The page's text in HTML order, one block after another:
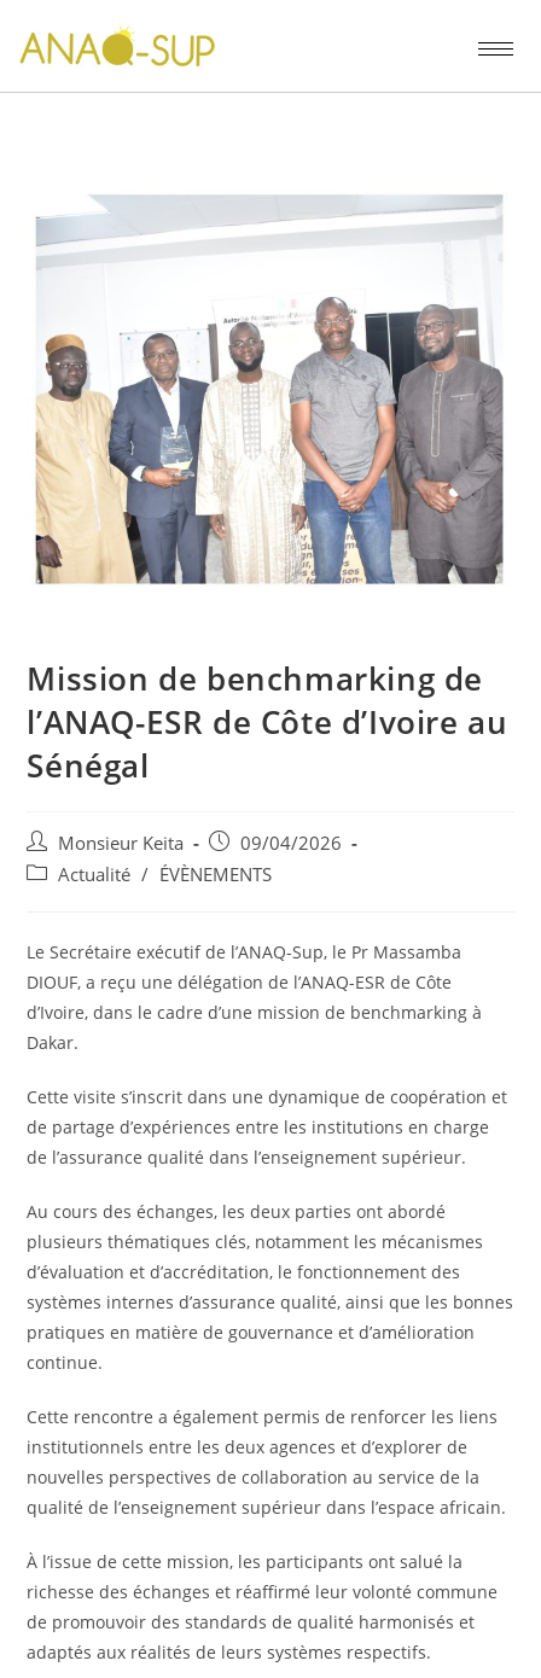
Mission de benchmarking de
l’ANAQ-ESR de Côte d’Ivoire au
Sénégal
Monsieur Keita
09/04/2026
Actualité / ÉVÈNEMENTS
Le Secrétaire exécutif de l’ANAQ-Sup, le Pr Massamba
DIOUF, a reçu une délégation de l’ANAQ-ESR de Côte
d’Ivoire, dans le cadre d’une mission de benchmarking à
Dakar.
Cette visite s’inscrit dans une dynamique de coopération et
de partage d’expériences entre les institutions en charge
de l’assurance qualité dans l’enseignement supérieur.
Au cours des échanges, les deux parties ont abordé
plusieurs thématiques clés, notamment les mécanismes
d’évaluation et d’accréditation, le fonctionnement des
systèmes internes d’assurance qualité, ainsi que les bonnes
pratiques en matière de gouvernance et d’amélioration
continue.
Cette rencontre a également permis de renforcer les liens
institutionnels entre les deux agences et d’explorer de
nouvelles perspectives de collaboration au service de la
qualité de l’enseignement supérieur dans l’espace africain.
À l’issue de cette mission, les participants ont salué la
richesse des échanges et réaffirmé leur volonté commune
de promouvoir des standards de qualité harmonisés et
adaptés aux réalités de leurs systèmes respectifs.